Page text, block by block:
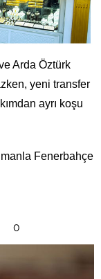
Arda Öztürk
yeni transfer
ayrı koşu
Fenerbahçe
0